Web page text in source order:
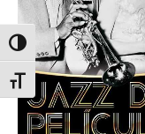
Alternar alto
Alternar tamaño de